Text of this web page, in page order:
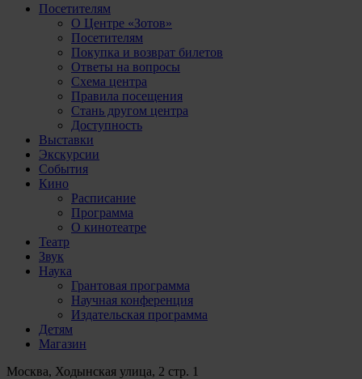
Посетителям
О Центре «Зотов»
Посетителям
Покупка и возврат билетов
Ответы на вопросы
Схема центра
Правила посещения
Стань другом центра
Доступность
Выставки
Экскурсии
События
Кино
Расписание
Программа
О кинотеатре
Театр
Звук
Наука
Грантовая программа
Научная конференция
Издательская программа
Детям
Магазин
Москва, Ходынская улица, 2 стр. 1